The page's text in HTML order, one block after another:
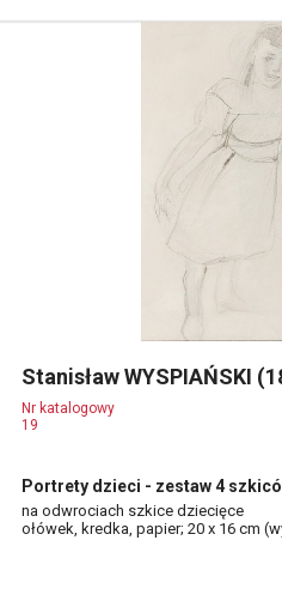
Stanisław WYSPIAŃSKI
Nr katalogowy
19
Portrety dzieci - zestaw 4
na odwrociach szkice dziecięce
ołówek, kredka, papier; 20 x 16 cm